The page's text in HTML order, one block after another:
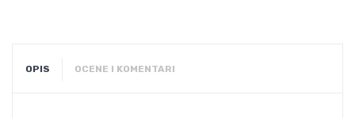
OPIS OCENE I KOMENTARI